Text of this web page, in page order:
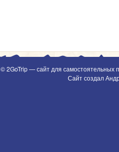
© 2GoTrip — сайт для самостоятельных
Сайт создал